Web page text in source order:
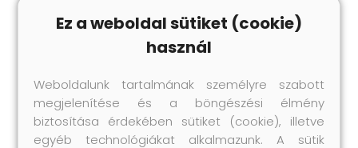
Mérete: 4 x 9 m (Szé x Ho)
Lég- és vízáteresztő
Penész- és UV-álló, légáteresztő HDPE
Anyag: Polietilén: 100%
Ez a weboldal sütiket (cookie)
használ
Weboldalunk tartalmának személyre szabott
megjelenítése és a böngészési élmény
biztosítása érdekében sütiket (cookie), illetve
egyéb technológiákat alkalmazunk. A sütik